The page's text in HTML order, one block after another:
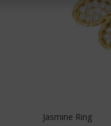
Jasmine Ring